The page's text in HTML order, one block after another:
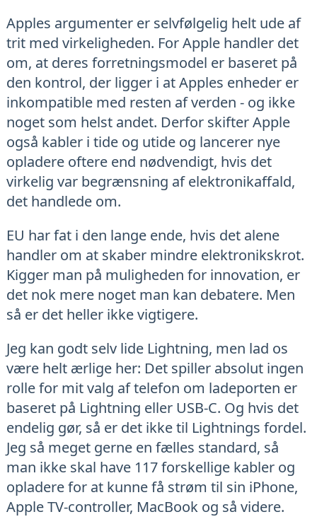
Apples argumenter er selvfølgelig helt ude af
trit med virkeligheden. For Apple handler det
om, at deres forretningsmodel er baseret på
den kontrol, der ligger i at Apples enheder er
inkompatible med resten af verden - og ikke
noget som helst andet. Derfor skifter Apple
også kabler i tide og utide og lancerer nye
opladere oftere end nødvendigt, hvis det
virkelig var begrænsning af elektronikaffald,
det handlede om.
EU har fat i den lange ende, hvis det alene
handler om at skaber mindre elektronikskrot.
Kigger man på muligheden for innovation, er
det nok mere noget man kan debatere. Men
så er det heller ikke vigtigere.
Jeg kan godt selv lide Lightning, men lad os
være helt ærlige her: Det spiller absolut ingen
rolle for mit valg af telefon om ladeporten er
baseret på Lightning eller USB-C. Og hvis det
endelig gør, så er det ikke til Lightnings fordel.
Jeg så meget gerne en fælles standard, så
man ikke skal have 117 forskellige kabler og
opladere for at kunne få strøm til sin iPhone,
Apple TV-controller, MacBook og så videre.